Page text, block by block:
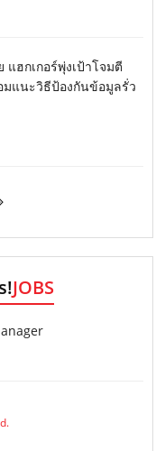
ฮกเกอร์พุ่งเป้าโจมตี
มแนะวิธีป้องกันข้อมูลรั่ว
JOBS